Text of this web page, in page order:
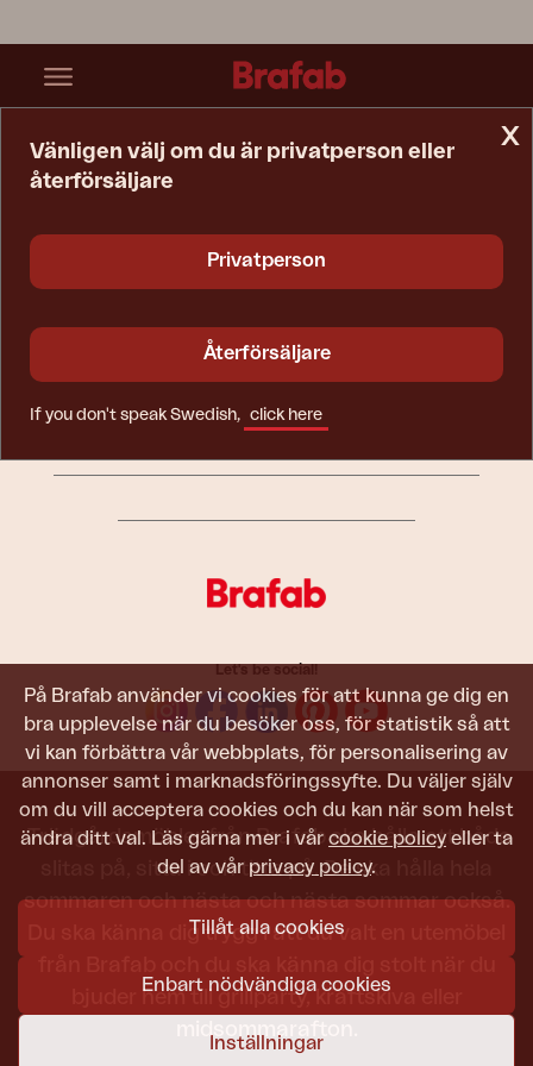
På Brafab använder vi cookies för att kunna ge dig en
bra upplevelse när du besöker oss, för statistik så att
vi kan förbättra vår webbplats, för personalisering av
annonser samt i marknadsföringssyfte. Du väljer själv
om du vill acceptera cookies och du kan när som helst
ändra ditt val. Läs gärna mer i vår cookie policy eller ta
del av vår privacy policy.
Tillåt alla cookies
Enbart nödvändiga cookies
Inställningar
x
Vänligen välj om du är privatperson eller
återförsäljare
Privatperson
Återförsäljare
If you don't speak Swedish, click here
INFORMATION
KONCERNBOLAG
Let's be social!
Trädgårdsmöbler från Brafab ska hålla att både
slitas på, sitta i och titta på. De ska hålla hela
sommaren och nästa och nästa sommar också.
Du ska känna dig trygg i att du valt en utemöbel
bjuder hem till grillparty, kräftskiva eller